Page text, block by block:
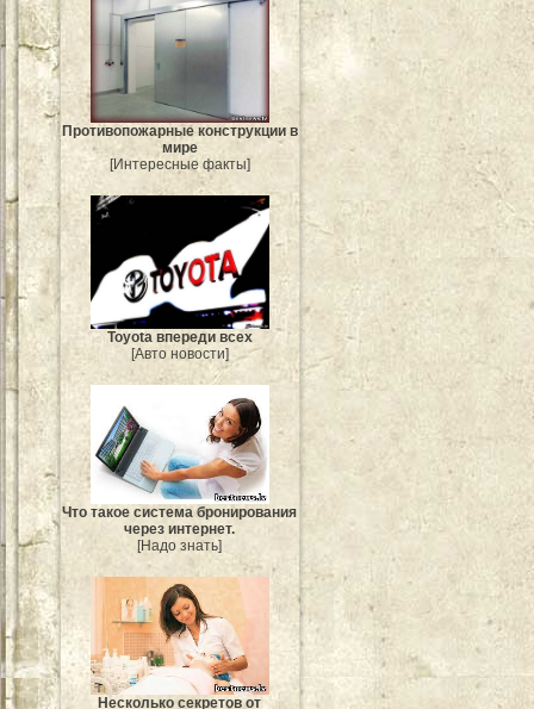
Противопожарные конструкции в
мире
[Интересные факты]
Toyota впереди всех
[Авто новости]
Что такое система бронирования
через интернет.
[Надо знать]
Несколько секретов от